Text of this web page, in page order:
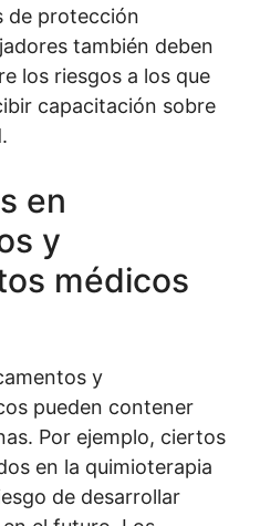
de protección
también deben
los riesgos a los que
capacitación sobre
en
y
médicos
y
pueden contener
Por ejemplo, ciertos
en la quimioterapia
de desarrollar